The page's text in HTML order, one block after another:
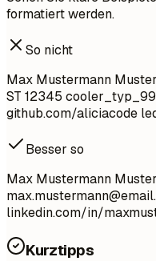
formatiert werden.
So nicht
Max Mustermann
ST 12345
github.com/aliciacode
Besser so
Max Mustermann
linkedin.com/in/
Kurztipps